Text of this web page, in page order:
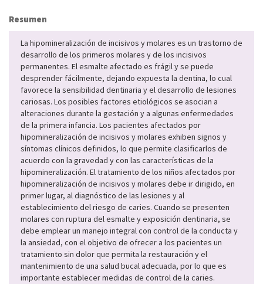
Resumen
La hipomineralización de incisivos y molares es un trastorno de
desarrollo de los primeros molares y de los incisivos
permanentes. El esmalte afectado es frágil y se puede
desprender fácilmente, dejando expuesta la dentina, lo cual
favorece la sensibilidad dentinaria y el desarrollo de lesiones
cariosas. Los posibles factores etiológicos se asocian a
alteraciones durante la gestación y a algunas enfermedades
de la primera infancia. Los pacientes afectados por
hipomineralización de incisivos y molares exhiben signos y
síntomas clínicos definidos, lo que permite clasificarlos de
acuerdo con la gravedad y con las características de la
hipomineralización. El tratamiento de los niños afectados por
hipomineralización de incisivos y molares debe ir dirigido, en
primer lugar, al diagnóstico de las lesiones y al
establecimiento del riesgo de caries. Cuando se presenten
molares con ruptura del esmalte y exposición dentinaria, se
debe emplear un manejo integral con control de la conducta y
la ansiedad, con el objetivo de ofrecer a los pacientes un
tratamiento sin dolor que permita la restauración y el
mantenimiento de una salud bucal adecuada, por lo que es
importante establecer medidas de control de la caries.